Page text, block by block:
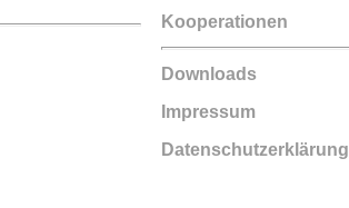
Kooperationen
Downloads
Impressum
Datenschutzerklärung